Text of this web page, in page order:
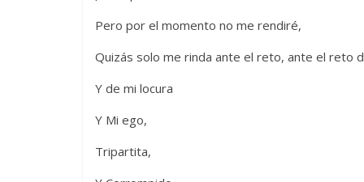
Pero por el momento no me rendiré,
Quizás solo me rinda ante el reto, ante el reto
Y de mi locura
Y Mi ego,
Tripartita,